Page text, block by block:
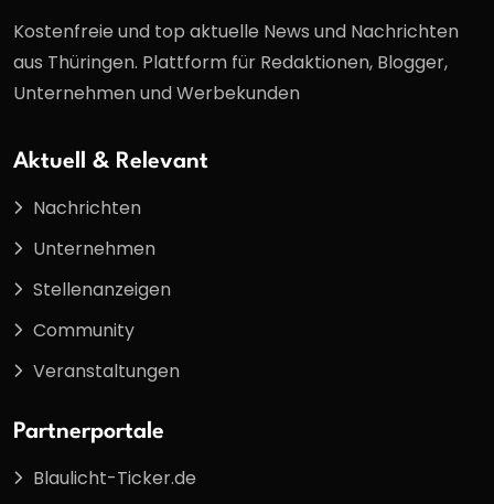
Kostenfreie und top aktuelle News und Nachrichten
aus Thüringen. Plattform für Redaktionen, Blogger,
Unternehmen und Werbekunden
Aktuell & Relevant
Nachrichten
Unternehmen
Stellenanzeigen
Community
Veranstaltungen
Partnerportale
Blaulicht-Ticker.de